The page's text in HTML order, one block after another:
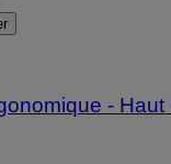
- Haut